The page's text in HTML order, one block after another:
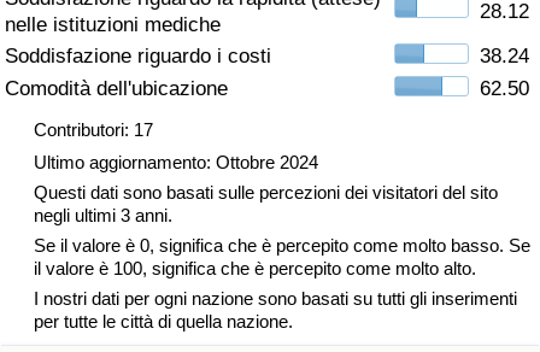
nelle istituzioni mediche
28.12
Soddisfazione riguardo i costi
38.24
Comodità dell'ubicazione
62.50
Contributori: 17
Ultimo aggiornamento: Ottobre 2024
Questi dati sono basati sulle percezioni dei visitatori del sito
negli ultimi 3 anni.
Se il valore è 0, significa che è percepito come molto basso. Se
il valore è 100, significa che è percepito come molto alto.
I nostri dati per ogni nazione sono basati su tutti gli inserimenti
per tutte le città di quella nazione.
Indice dell’Assistenza Sanitaria per
Nazione
Inquinamento
Indice dell’Inquinamento (Corrente)
Indice di inquinamento
Indice dell’Inquinamento per Nazione